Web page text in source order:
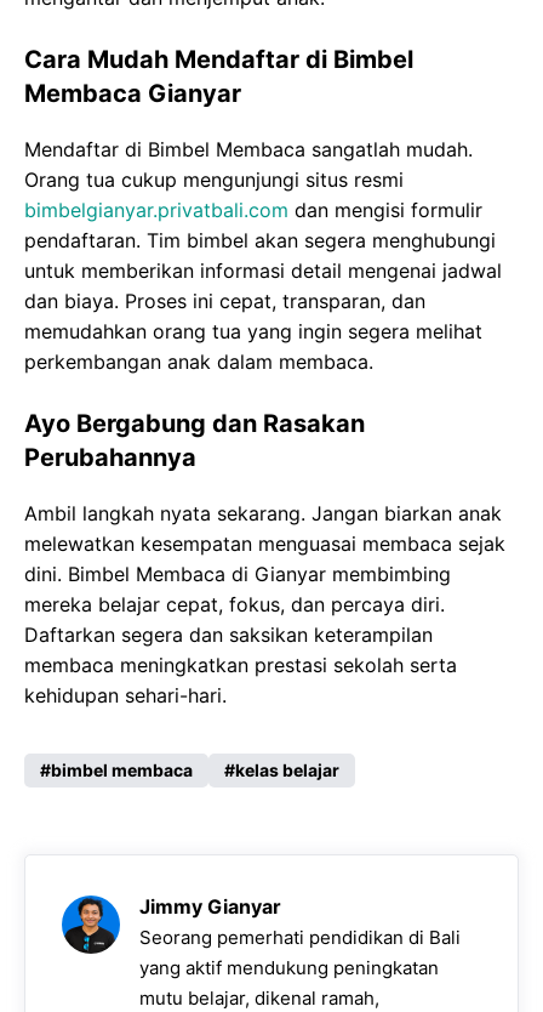
Cara Mudah Mendaftar di Bimbel
Membaca Gianyar
Mendaftar di Bimbel Membaca sangatlah mudah.
Orang tua cukup mengunjungi situs resmi
bimbelgianyar.privatbali.com dan mengisi formulir
pendaftaran. Tim bimbel akan segera menghubungi
untuk memberikan informasi detail mengenai jadwal
dan biaya. Proses ini cepat, transparan, dan
memudahkan orang tua yang ingin segera melihat
perkembangan anak dalam membaca.
Ayo Bergabung dan Rasakan
Perubahannya
Ambil langkah nyata sekarang. Jangan biarkan anak
melewatkan kesempatan menguasai membaca sejak
dini. Bimbel Membaca di Gianyar membimbing
mereka belajar cepat, fokus, dan percaya diri.
Daftarkan segera dan saksikan keterampilan
membaca meningkatkan prestasi sekolah serta
kehidupan sehari-hari.
bimbel membaca kelas belajar
Jimmy Gianyar
Seorang pemerhati pendidikan di Bali
yang aktif mendukung peningkatan
mutu belajar, dikenal ramah,